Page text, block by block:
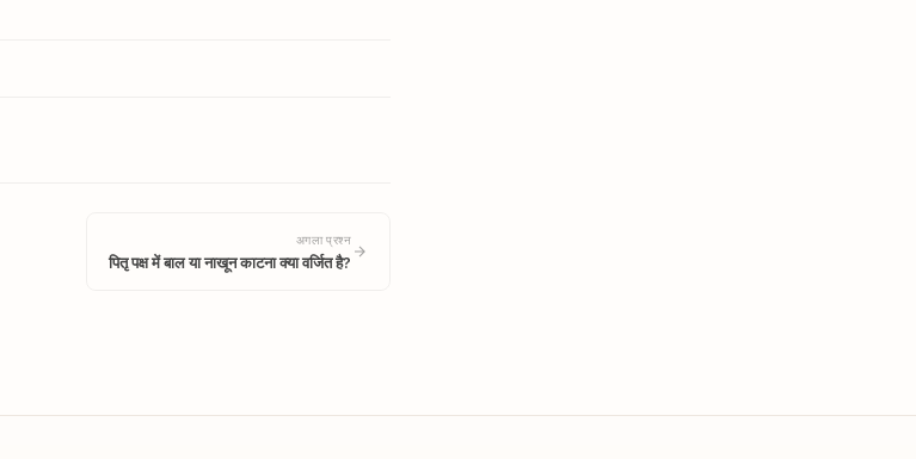
अगला प्रश्न
पितृ पक्ष में बाल या नाखून काटना क्या वर्जित है?